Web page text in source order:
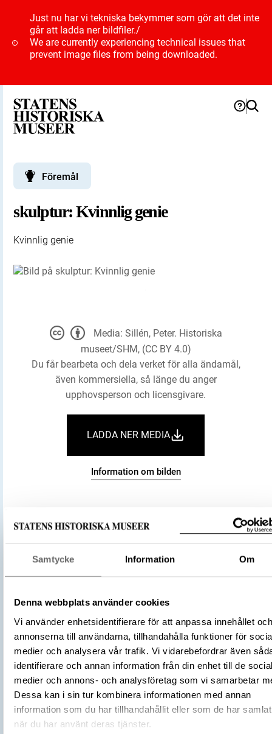
Samtycke Information Om
Denna webbplats använder cookies
Vi använder enhetsidentifierare för att anpassa innehållet och
annonserna till användarna, tillhandahålla funktioner för
medier och analysera vår trafik. Vi vidarebefordrar även
identifierare och annan information från din enhet till de
medier och annons- och analysföretag som vi samarbetar
Dessa kan i sin tur kombinera informationen med annan
information som du har tillhandahållit eller som de har
när du har använt deras tjänster.
Just nu har vi tekniska bekymmer som gör att det inte
går att ladda ner bildfiler./
We are currently experiencing technical issues that
prevent image files from being downloaded.
Föremål
skulptur: Kvinnlig genie
Kvinnlig genie
Föremålsbenämning
skulptur: Kvinnlig genie
Material Furu
Antal
1
Datering
1600 – 1699
Tidsperiod
1600-tal
Undernummer: 10
Förvärvsnummer
26136
Omnämns i katalog Förvärv: 26136 på Catview
Media: Sillén, Peter. Historiska
museet/SHM, (CC BY 4.0)
Du får bearbeta och dela verket för alla ändamål,
även kommersiella, så länge du anger
upphovsperson och licensgivare.
LADDA NER MEDIA
Information om bilden